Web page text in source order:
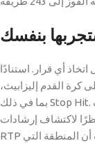
بنفسك
أي قرار. استنادًا
على كرة القدم إليزابيث،
بما في ذلك Stop Hit. يُعرف Share بأنه أكبر كازينو محلي للعملات
لاكتشاف إرشادات
RTP الجديدة المذكورة سابقًا، فربما تكون قد لاحظت أن المنطقة التي